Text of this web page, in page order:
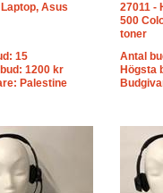
Asus
15
1200 kr
Palestine
27011 -
500
toner
Antal
Högsta